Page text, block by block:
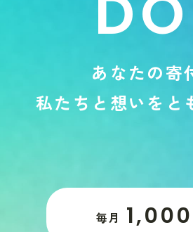
あ なたの寄
私た ち と 想いを と
毎月 1,000